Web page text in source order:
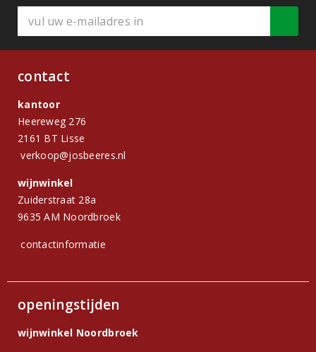
contact
kantoor
Heereweg 276
2161 BT Lisse
verkoop@josbeeres.nl
wijnwinkel
Zuiderstraat 28a
9635 AM Noordbroek
contactinformatie
openingstijden
wijnwinkel Noordbroek